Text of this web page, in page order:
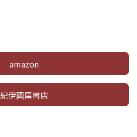
amazon
紀伊國屋書店